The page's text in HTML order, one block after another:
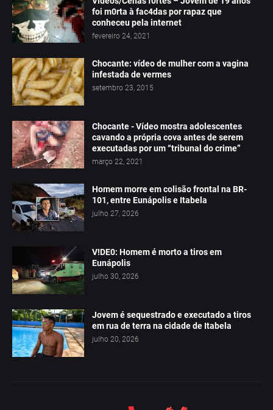
foi m0rta à fac4das por rapaz que
conheceu pela internet
fevereiro 24, 2021
Chocante: vídeo de mulher com a vagina
infestada de vermes
setembro 23, 2015
Chocante - Vídeo mostra adolescentes
cavando a própria cova antes de serem
executadas por um “tribunal do crime”
março 22, 2021
Homem morre em colisão frontal na BR-
101, entre Eunápolis e Itabela
julho 27, 2026
V!DE0: Homem é morto a tiros em
Eunápolis
julho 30, 2026
Jovem é sequestrado e executado a tiros
em rua de terra na cidade de Itabela
julho 20, 2026